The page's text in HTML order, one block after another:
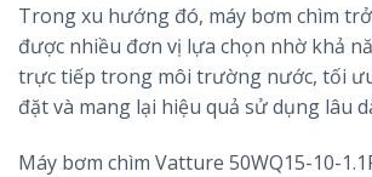
Trong xu hướng đó, máy bơm chìm
được nhiều đơn vị lựa chọn nhờ khả
trực tiếp trong môi trường nước, tối
đặt và mang lại hiệu quả sử dụng lâu
Máy bơm chìm Vatture 50WQ15-10-